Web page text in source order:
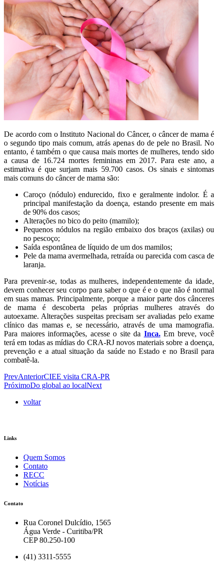
De acordo com o Instituto Nacional do Câncer, o câncer de mama é
o segundo tipo mais comum, atrás apenas do de pele no Brasil. No
entanto, é também o que causa mais mortes de mulheres, tendo sido
a causa de 16.724 mortes femininas em 2017. Para este ano, a
estimativa é que surjam mais 59.700 casos. Os sinais e sintomas
mais comuns do câncer de mama são:
Caroço (nódulo) endurecido, fixo e geralmente indolor. É a
principal manifestação da doença, estando presente em mais
de 90% dos casos;
Alterações no bico do peito (mamilo);
Pequenos nódulos na região embaixo dos braços (axilas) ou
no pescoço;
Saída espontânea de líquido de um dos mamilos;
Pele da mama avermelhada, retraída ou parecida com casca de
laranja.
Para prevenir-se, todas as mulheres, independentemente da idade,
devem conhecer seu corpo para saber o que é e o que não é normal
em suas mamas. Principalmente, porque a maior parte dos cânceres
de mama é descoberta pelas próprias mulheres através do
autoexame. Alterações suspeitas precisam ser avaliadas pelo exame
clínico das mamas e, se necessário, através de uma mamografia.
Para maiores informações, acesse o site da Inca. Em breve, você
terá em todas as mídias do CRA-RJ novos materiais sobre a doença,
prevenção e a atual situação da saúde no Estado e no Brasil para
combatê-la.
PrevAnteriorCIEE visita CRA-PR
PróximoDo global ao localNext
voltar
Links
Quem Somos
Contato
RECC
Notícias
Contato
Rua Coronel Dulcídio, 1565
Água Verde - Curitiba/PR
CEP 80.250-100
(41) 3311-5555